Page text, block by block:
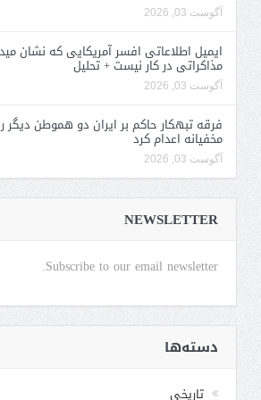
آگوست 03, 2026
ایمیل اطلاعاتی افسر آمریکایی که نشان
مذاکراتی در کار نیست + تحلیل
آگوست 03, 2026
فرقه تبهکار حاکم بر ایران دو هموطن دیگر
مخفیانه اعدام کرد
آگوست 03, 2026
NEWSLETTER
Subscribe to our email newsletter.
دسته‌ها
تاریخی